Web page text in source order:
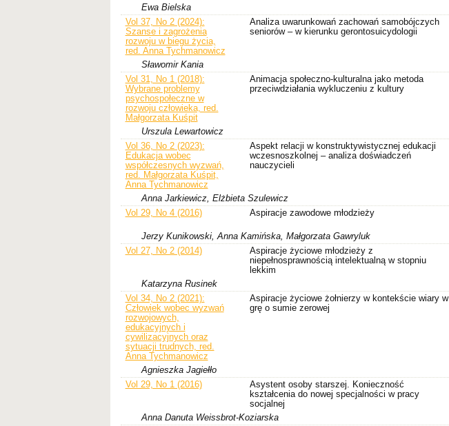
Ewa Bielska
Vol 37, No 2 (2024):
Szanse i zagrożenia
rozwoju w biegu życia,
red. Anna Tychmanowicz
Analiza uwarunkowań zachowań samobójczych
seniorów – w kierunku gerontosuicydologii
Sławomir Kania
Vol 31, No 1 (2018):
Wybrane problemy
psychospołeczne w
rozwoju człowieka, red.
Małgorzata Kuśpit
Animacja społeczno-kulturalna jako metoda
przeciwdziałania wykluczeniu z kultury
Urszula Lewartowicz
Vol 36, No 2 (2023):
Edukacja wobec
współczesnych wyzwań,
red. Małgorzata Kuśpit,
Anna Tychmanowicz
Aspekt relacji w konstruktywistycznej edukacji
wczesnoszkolnej – analiza doświadczeń
nauczycieli
Anna Jarkiewicz, Elżbieta Szulewicz
Vol 29, No 4 (2016)
Aspiracje zawodowe młodzieży
Jerzy Kunikowski, Anna Kamińska, Małgorzata Gawryluk
Vol 27, No 2 (2014)
Aspiracje życiowe młodzieży z
niepełnosprawnością intelektualną w stopniu
lekkim
Katarzyna Rusinek
Vol 34, No 2 (2021):
Człowiek wobec wyzwań
rozwojowych,
edukacyjnych i
cywilizacyjnych oraz
sytuacji trudnych, red.
Anna Tychmanowicz
Aspiracje życiowe żołnierzy w kontekście wiary w
grę o sumie zerowej
Agnieszka Jagiełło
Vol 29, No 1 (2016)
Asystent osoby starszej. Konieczność
kształcenia do nowej specjalności w pracy
socjalnej
Anna Danuta Weissbrot-Koziarska